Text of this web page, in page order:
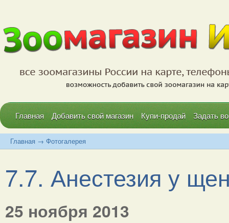
Главная Добавить свой магазин Купи-продай Задать
Главная → Фотогалерея
7.7. Анестезия у
25 ноября 2013